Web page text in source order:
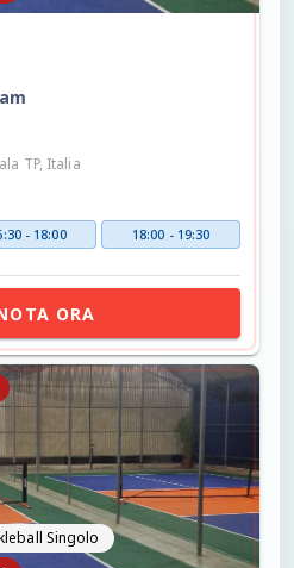
TP, Italia
- 18:00 18:00 - 19:30
ORA
Singolo